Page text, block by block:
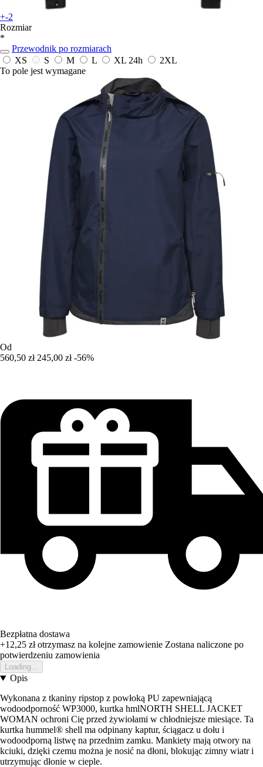
+-2
Rozmiar
*
Przewodnik po rozmiarach
XS
S M L XL 24h
2XL
To pole jest wymagane
Od
560,50 zł 245,00 zł -56%
Bezpłatna dostawa
+12,25 złotrzymasz na kolejne zamowienie Zostana naliczone po
potwierdzeniu zamowienia
Loading...
Opis
Wykonana z tkaniny ripstop z powłoką PU zapewniającą
wodoodporność WP3000, kurtka hmlNORTH SHELL JACKET
WOMAN ochroni Cię przed żywiołami w chłodniejsze miesiące. Ta
kurtka hummel® shell ma odpinany kaptur, ściągacz u dołu i
wodoodporną listwę na przednim zamku. Mankiety mają otwory na
kciuki, dzięki czemu można je nosić na dłoni, blokując zimny wiatr i
utrzymując dłonie w cieple.